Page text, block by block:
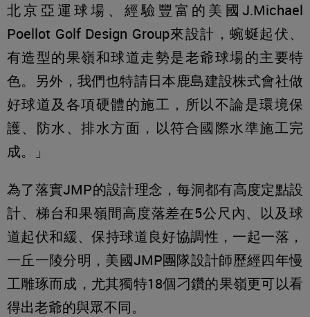
北京亞運球場、經驗豐富的美國J.Michael
Poellot Golf Design Group來設計，蜿蜒起伏、
有造型的果嶺和球道走勢是老爺球場的主要特
色。另外，我們也特請日本鹿島建設株式會社做
好球道及各項硬體的施工，所以不論是環境保
護、防水、排水方面，以符合國際水準施工完
成。」
為了落實JMP的設計理念，每洞都有高度定點設
計、梯台和果嶺間高度落差在5公尺內、以及球
道起伏和緩、保持球道良好協調性，一起一落，
一丘一陵分明，美國JMP團隊設計師歷經四年慢
工雕琢而成，尤其獨特18個刁鑽的果嶺更可以看
得出老爺的與眾不同。